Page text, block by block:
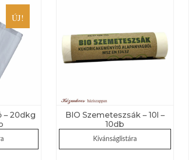
ÚJ!
– 20dkg
BIO Szemeteszsák – 10l –
10db
Kívánságlistára